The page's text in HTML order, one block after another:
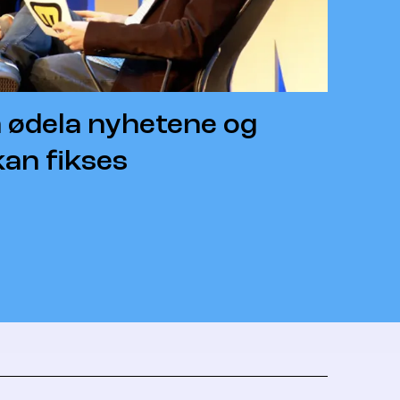
nyhetene og
fikses